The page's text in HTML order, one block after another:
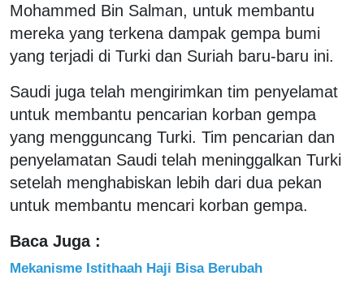
Mohammed Bin Salman, untuk membantu
mereka yang terkena dampak gempa bumi
yang terjadi di Turki dan Suriah baru-baru ini.
Saudi juga telah mengirimkan tim penyelamat
untuk membantu pencarian korban gempa
yang mengguncang Turki. Tim pencarian dan
penyelamatan Saudi telah meninggalkan Turki
setelah menghabiskan lebih dari dua pekan
untuk membantu mencari korban gempa.
Baca Juga :
Mekanisme Istithaah Haji Bisa Berubah